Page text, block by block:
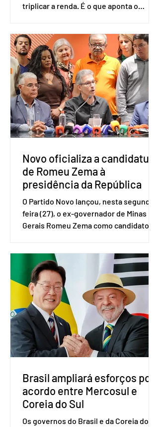
triplicar a renda. É o que aponta o
Amostra de Domicílio (PNAD Contínua),
do Serviço Brasileiro de Apoio às Micro
e Pequenas Empresas (Sebrae),
realizado a partir de dados do Instituto
Brasileiro de Geografia e Estatística
(IBGE). O estudo do Sebrae mostra que,
no quarto trimestre de 2025, os
empreendedores 60+ formalizados
atingiram o maior rendime
Novo oficializa a candidatura
de Romeu Zema à
presidência da República
O Partido Novo lançou, nesta segunda-
feira (27), o ex-governador de Minas
Gerais Romeu Zema como candidato à
Brasília. O Novo ainda não definiu quem
vai compor a chapa como candidato a
vice-presidente. A convenção contou
com a presença do presidente nacional
do partido, Eduardo Ribeiro, e do
senador Eduardo Girão, filiado ao Novo
desde fevereiro de 2023. Formado em
administração de empresas pela
Fundaç
Brasil ampliará esforços por
acordo entre Mercosul e
Coreia do Sul
Os governos do Brasil e da Coreia do